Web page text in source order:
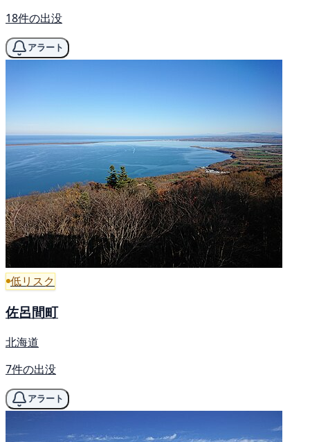
18件の出没
アラート
低リスク
佐呂間町
北海道
7件の出没
アラート